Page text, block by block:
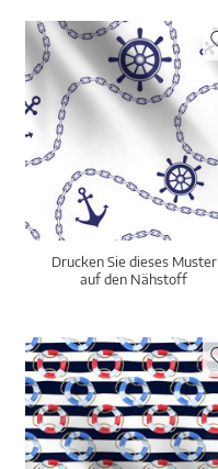
Drucken Sie dieses Muster
auf den Nähstoff